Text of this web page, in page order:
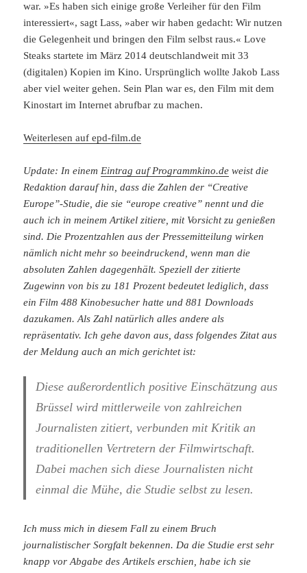
war. »Es haben sich einige große Verleiher für den Film
interessiert«, sagt Lass, »aber wir haben gedacht: Wir nutzen
die Gelegenheit und bringen den Film selbst raus.« Love
Steaks startete im März 2014 deutschlandweit mit 33
(digitalen) Kopien im Kino. Ursprünglich wollte Jakob Lass
aber viel weiter gehen. Sein Plan war es, den Film mit dem
Kinostart im Internet abrufbar zu machen.
Weiterlesen auf epd-film.de
Update: In einemEintrag auf Programmkino.de weist die
Redaktion darauf hin, dass die Zahlen der “Creative
Europe”-Studie, die sie “europe creative” nennt und die
auch ich in meinem Artikel zitiere, mit Vorsicht zu genießen
sind. Die Prozentzahlen aus der Pressemitteilung wirken
nämlich nicht mehr so beeindruckend, wenn man die
absoluten Zahlen dagegenhält. Speziell der zitierte
Zugewinn von bis zu 181 Prozent bedeutet lediglich, dass
ein Film 488 Kinobesucher hatte und 881 Downloads
dazukamen. Als Zahl natürlich alles andere als
repräsentativ. Ich gehe davon aus, dass folgendes Zitat aus
der Meldung auch an mich gerichtet ist:
Diese außerordentlich positive Einschätzung aus
Brüssel wird mittlerweile von zahlreichen
Journalisten zitiert, verbunden mit Kritik an
traditionellen Vertretern der Filmwirtschaft.
Dabei machen sich diese Journalisten nicht
einmal die Mühe, die Studie selbst zu lesen.
Ich muss mich in diesem Fall zu einem Bruch
journalistischer Sorgfalt bekennen. Da die Studie erst sehr
knapp vor Abgabe des Artikels erschien, habe ich sie